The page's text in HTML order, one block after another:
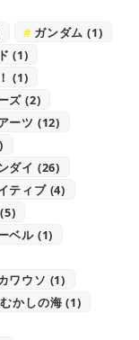
ガンダム (1)
(1)
(1)
ズ (2)
ーツ (12)
ダイ (26)
ティブ(4)
(5)
ベル (1)
ワウソ (1)
かしの海 (1)